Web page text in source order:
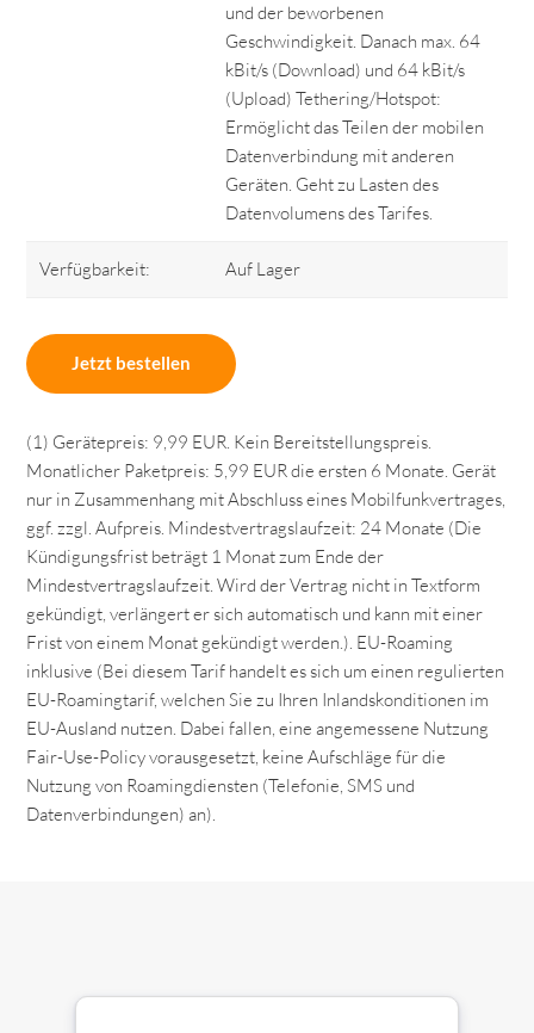
und der beworbenen
Geschwindigkeit. Danach max. 64
kBit/s (Download) und 64 kBit/s
(Upload) Tethering/Hotspot:
Ermöglicht das Teilen der mobilen
Datenverbindung mit anderen
Geräten. Geht zu Lasten des
Datenvolumens des Tarifes.
Verfügbarkeit: Auf Lager
Jetzt bestellen
(1) Gerätepreis: 9,99 EUR. Kein Bereitstellungspreis.
Monatlicher Paketpreis: 5,99 EUR die ersten 6 Monate. Gerät
nur in Zusammenhang mit Abschluss eines Mobilfunkvertrages,
ggf. zzgl. Aufpreis. Mindestvertragslaufzeit: 24 Monate (Die
Kündigungsfrist beträgt 1 Monat zum Ende der
Mindestvertragslaufzeit. Wird der Vertrag nicht in Textform
gekündigt, verlängert er sich automatisch und kann mit einer
Frist von einem Monat gekündigt werden.). EU-Roaming
inklusive (Bei diesem Tarif handelt es sich um einen regulierten
EU-Roamingtarif, welchen Sie zu Ihren Inlandskonditionen im
EU-Ausland nutzen. Dabei fallen, eine angemessene Nutzung
Fair-Use-Policy vorausgesetzt, keine Aufschläge für die
Nutzung von Roamingdiensten (Telefonie, SMS und
Datenverbindungen) an).